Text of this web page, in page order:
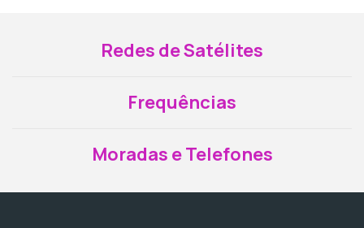
Redes de Satélites
Frequências
Moradas e Telefones